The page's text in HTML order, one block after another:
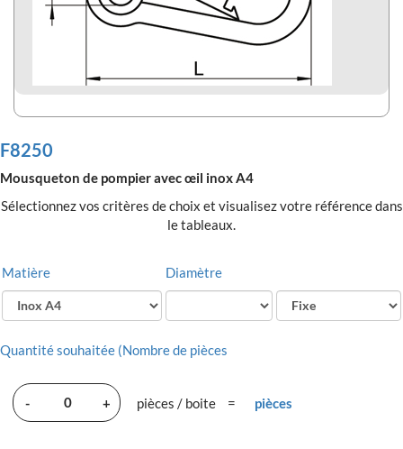
F8250
Mousqueton de pompier avec œil inox A4
Sélectionnez vos critères de choix et visualisez votre référence dans
le tableaux.
Matière Diamètre
Quantité souhaitée (Nombre de pièces
- + pièces / boite = pièces